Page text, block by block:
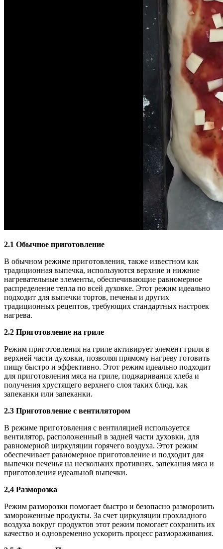
2.1 Обычное приготовление
В обычном режиме приготовления, также известном как
традиционная выпечка, используются верхние и нижние
нагревательные элементы, обеспечивающие равномерное
распределение тепла по всей духовке. Этот режим идеально
подходит для выпечки тортов, печенья и других
традиционных рецептов, требующих стандартных настроек
нагрева.
2.2 Приготовление на гриле
Режим приготовления на гриле активирует элемент гриля в
верхней части духовки, позволяя прямому нагреву готовить
пищу быстро и эффективно. Этот режим идеально подходит
для приготовления мяса на гриле, поджаривания хлеба и
получения хрустящего верхнего слоя таких блюд, как
запеканки или запеканки.
2.3 Приготовление с вентилятором
В режиме приготовления с вентиляцией используется
вентилятор, расположенный в задней части духовки, для
равномерной циркуляции горячего воздуха. Этот режим
обеспечивает равномерное приготовление и подходит для
выпечки печенья на нескольких противнях, запекания мяса и
приготовления идеальной выпечки.
2,4 Разморозка
Режим разморозки помогает быстро и безопасно разморозить
замороженные продукты. За счет циркуляции прохладного
воздуха вокруг продуктов этот режим помогает сохранить их
качество и одновременно ускорить процесс размораживания.